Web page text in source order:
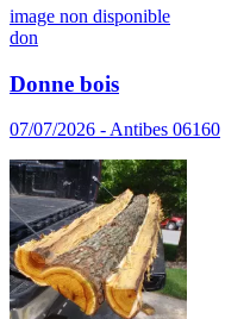
image non disponible
don
Donne bois
07/07/2026 - Antibes 06160